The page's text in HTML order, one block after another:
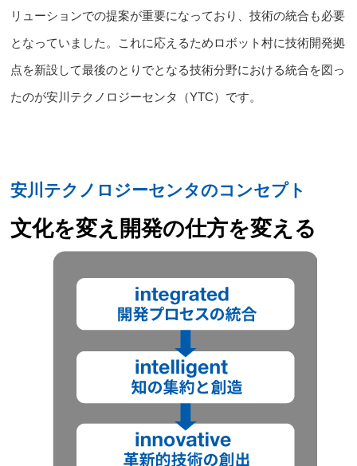
リューションでの提案が重要になっており、技術の統合も必要
となっていました。これに応えるためロボット村に技術開発拠
点を新設して最後のとりでとなる技術分野における統合を図っ
たのが安川テクノロジーセンタ（YTC） です。
安川テクノロジーセンタのコンセプト
文化を変え開発の仕方を変える